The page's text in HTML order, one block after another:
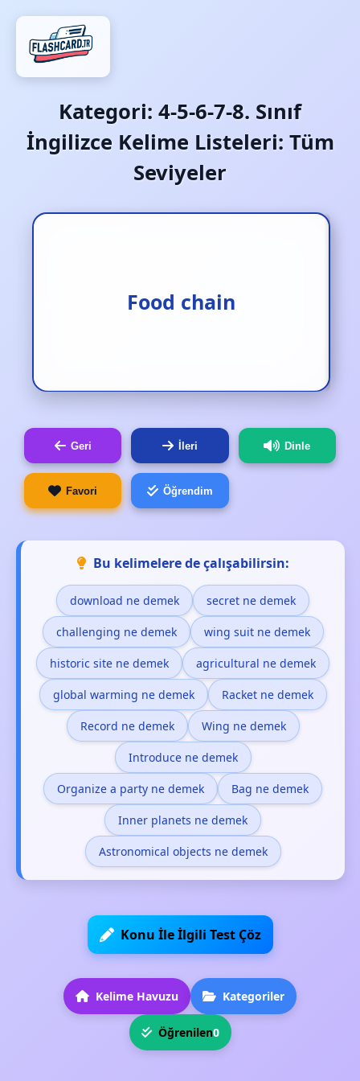
Kategori: 4-5-6-7-8. Sınıf
İngilizce Kelime Listeleri: Tüm
Seviyeler
Food chain
Besin zinciri
Geri İleri Dinle
Favori Öğrendim
Bu kelimelere de çalışabilirsin:
download ne demek secret ne demek
challenging ne demek wing suit ne demek
historic site ne demek agricultural ne demek
global warming ne demek Racket ne demek
Record ne demek Wing ne demek
Introduce ne demek
Organize a party ne demek Bag ne demek
Inner planets ne demek
Astronomical objects ne demek
Konu İle İlgili Test Çöz
Kelime Havuzu Kategoriler
Öğrenilen0